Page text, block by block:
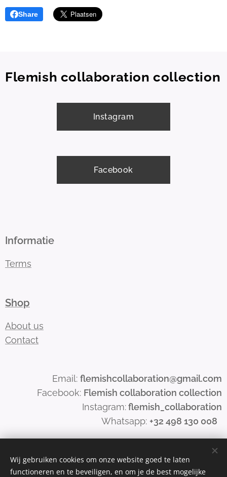
Share
Flemish collaboration collection
Instagram
Facebook
Informatie
Terms
Shop
About us
Contact
Email: flemishcollaboration@gmail.com
Facebook: Flemish collaboration collection
Instagram:flemish_collaboration
Whatsapp: +32 498 130 008
Wij gebruiken cookies om onze website goed te laten
functioneren en te beveiligen, en om je de best mogelijke